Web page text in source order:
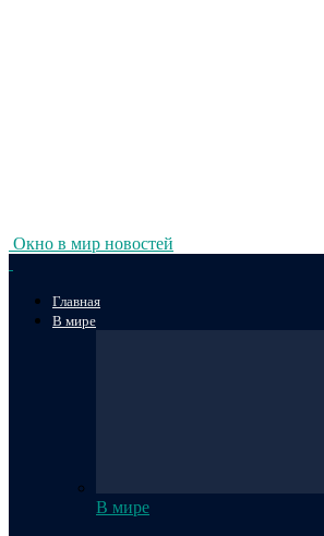
Окно в мир новостей
Главная
В мире
В мире